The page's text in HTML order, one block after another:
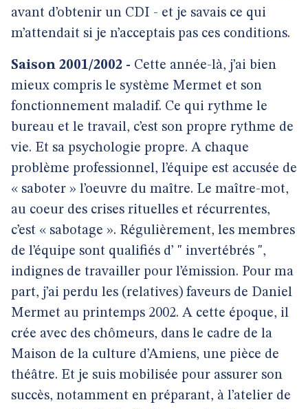
avant d’obtenir un CDI - et je savais ce qui
m’attendait si je n’acceptais pas ces conditions.
Saison 2001/2002 - Cette année-là, j’ai bien
mieux compris le système Mermet et son
fonctionnement maladif. Ce qui rythme le
bureau et le travail, c’est son propre rythme de
vie. Et sa psychologie propre. A chaque
problème professionnel, l’équipe est accusée de
« saboter » l’oeuvre du maître. Le maître-mot,
au coeur des crises rituelles et récurrentes,
c’est « sabotage ». Régulièrement, les membres
de l’équipe sont qualifiés d’ " invertébrés ",
indignes de travailler pour l’émission. Pour ma
part, j’ai perdu les (relatives) faveurs de Daniel
Mermet au printemps 2002. A cette époque, il
crée avec des chômeurs, dans le cadre de la
Maison de la culture d’Amiens, une pièce de
théâtre. Et je suis mobilisée pour assurer son
succès, notamment en préparant, à l’atelier de